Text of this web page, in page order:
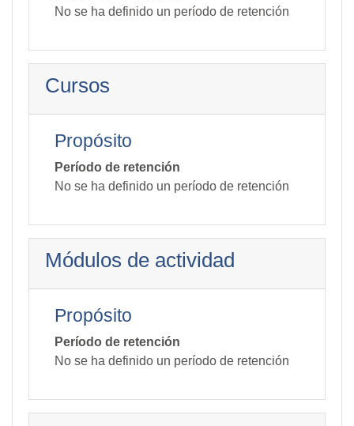
No se ha definido un período de retención
Cursos
Propósito
Período de retención
No se ha definido un período de retención
Módulos de actividad
Propósito
Período de retención
No se ha definido un período de retención